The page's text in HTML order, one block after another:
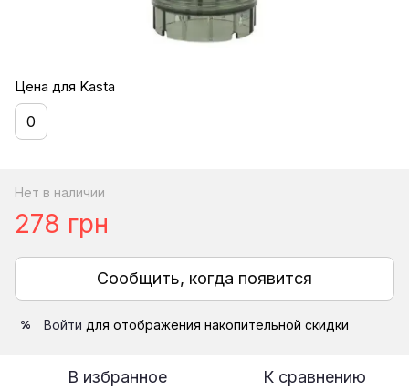
Цена для Kasta
0
Нет в наличии
278 грн
Сообщить, когда появится
% Войти для отображения накопительной скидки
В избранное К сравнению